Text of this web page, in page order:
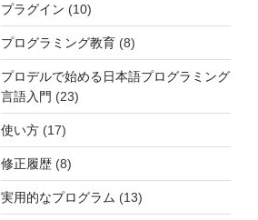
プラグイン (10)
プログラミング教育(8)
プロデルで始める日本語プログラミング
言語入門 (23)
使い方(17)
修正履歴(8)
実用的なプログラム (13)